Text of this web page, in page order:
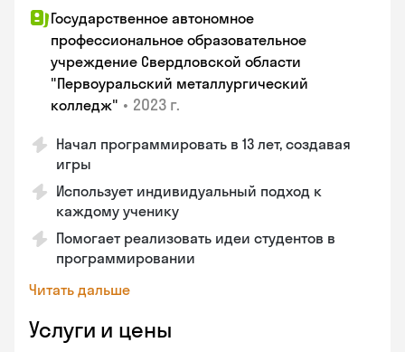
Государственное автономное
профессиональное образовательное
учреждение Свердловской области
"Первоуральский металлургический
колледж" • 2023 г.
Начал программировать в 13 лет, создавая
игры
Использует индивидуальный подход к
каждому ученику
Помогает реализовать идеи студентов в
программировании
Читать дальше
Услуги и цены